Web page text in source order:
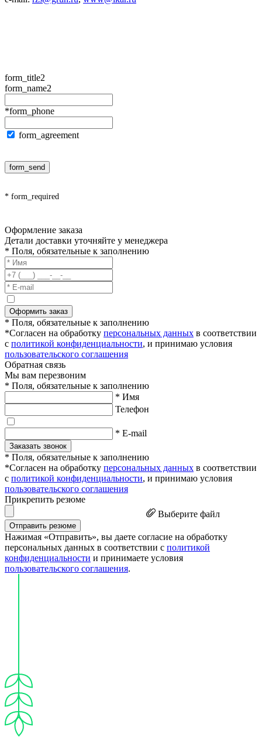
form_title2
form_name2
*form_phone
form_agreement
form_send
* form_required
Оформление заказа
Детали доставки уточняйте у менеджера
* Поля, обязательные к заполнению
Оформить заказ
* Поля, обязательные к заполнению
*Согласен на обработку персональных данных в соответствии
с политикой конфиденциальности, и принимаю условия
пользовательского соглашения
Обратная связь
Мы вам перезвоним
* Поля, обязательные к заполнению
* Имя
Телефон
* E-mail
Заказать звонок
* Поля, обязательные к заполнению
*Согласен на обработку персональных данных в соответствии
с политикой конфиденциальности, и принимаю условия
пользовательского соглашения
Прикрепить резюме
Выберите файл
Отправить резюме
Нажимая «Отправить», вы даете согласие на обработку
персональных данных в соответствии с политикой
конфиденциальности и принимаете условия
пользовательского соглашения.